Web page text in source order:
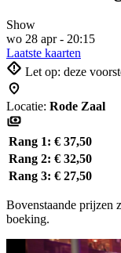
Show
wo 28 apr - 20:15
Laatste kaarten
Let op: deze
Locatie: Rode Zaal
Rang 1: € 37,50
Rang 2: € 32,50
Rang 3: € 27,50
Bovenstaande prijzen
boeking.